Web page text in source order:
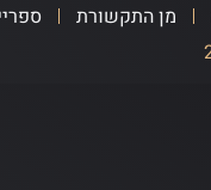
מן התקשורת